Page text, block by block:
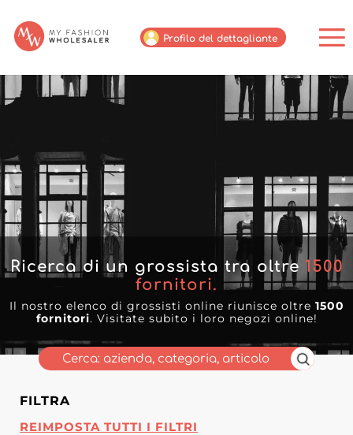
Profilo del dettagliante
Ricerca di un grossista tra oltre 1500
fornitori.
Il nostro elenco di grossisti online riunisce oltre 1500
fornitori. Visitate subito i loro negozi online!
FILTRA
REIMPOSTA TUTTI I FILTRI